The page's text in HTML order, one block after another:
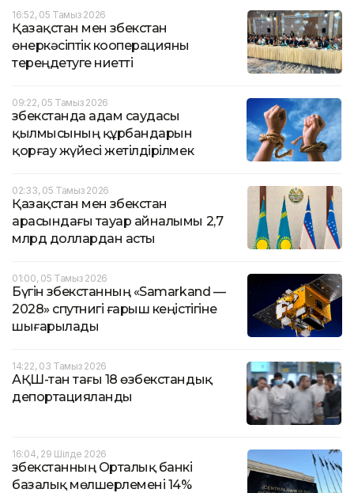
16:52, 05 Тамыз 2026
Қазақстан мен Өзбекстан
өнеркәсіптік кооперацияны
тереңдетуге ниетті
09:22, 05 Тамыз 2026
Өзбекстанда адам саудасы
қылмысының құрбандарын
қорғау жүйесі жетілдірілмек
02:33, 05 Тамыз 2026
Қазақстан мен Өзбекстан
арасындағы тауар айналымы 2,7
млрд доллардан асты
01:00, 05 Тамыз 2026
Бүгін Өзбекстанның «Samarkand —
2028» спутнигі ғарыш кеңістігіне
шығарылады
14:22, 03 Тамыз 2026
АҚШ-тан тағы 18 өзбекстандық
депортацияланды
16:04, 29 Шілде 2026
Өзбекстанның Орталық банкі
базалық мөлшерлемені 14%